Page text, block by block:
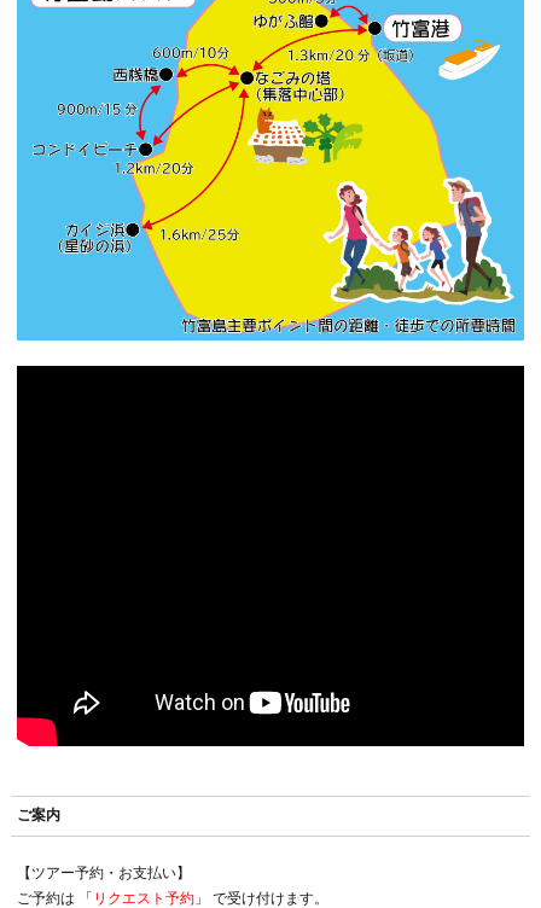
ご案内
【ツアー予約・お支払い】
ご予約は 「 リクエスト予約 」 で受け付けます。